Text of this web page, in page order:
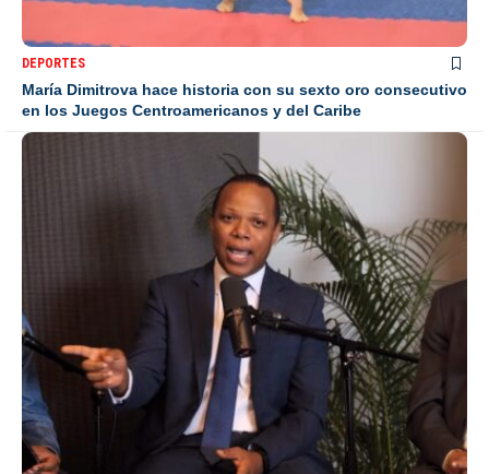
DEPORTES
María Dimitrova hace historia con su sexto oro consecutivo
en los Juegos Centroamericanos y del Caribe